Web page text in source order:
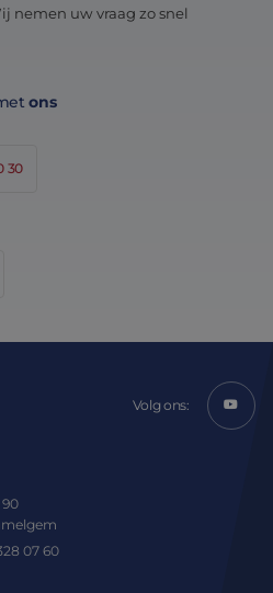
nemen uw vraag zo snel
ons
30
Volg ons:
07 60